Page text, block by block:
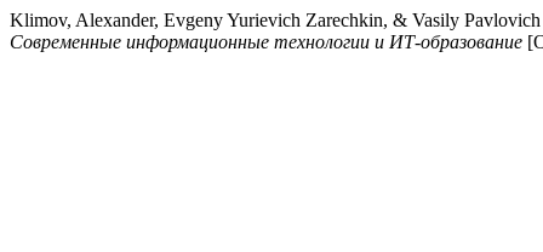
Klimov, Alexander, Evgeny Yurievich Zarechkin, & Vasily
Современные информационные технологии и ИТ-образование